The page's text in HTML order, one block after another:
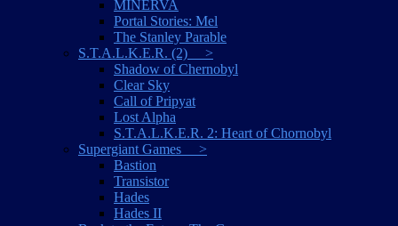
MINERVA
Portal Stories: Mel
The Stanley Parable
S.T.A.L.K.E.R. (2) >
Shadow of Chernobyl
Clear Sky
Call of Pripyat
Lost Alpha
S.T.A.L.K.E.R. 2: Heart of Chornobyl
Supergiant Games >
Bastion
Transistor
Hades
Hades II